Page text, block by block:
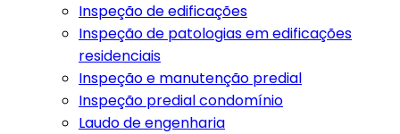
Inspeção de edificações
Inspeção de patologias em edificações
residenciais
Inspeção e manutenção predial
Inspeção predial condomínio
Laudo de engenharia